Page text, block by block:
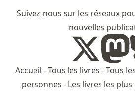
Suivez-nous sur les réseaux
nouvelles
Accueil -Tous les livres -Tous
personnes - Les livres les